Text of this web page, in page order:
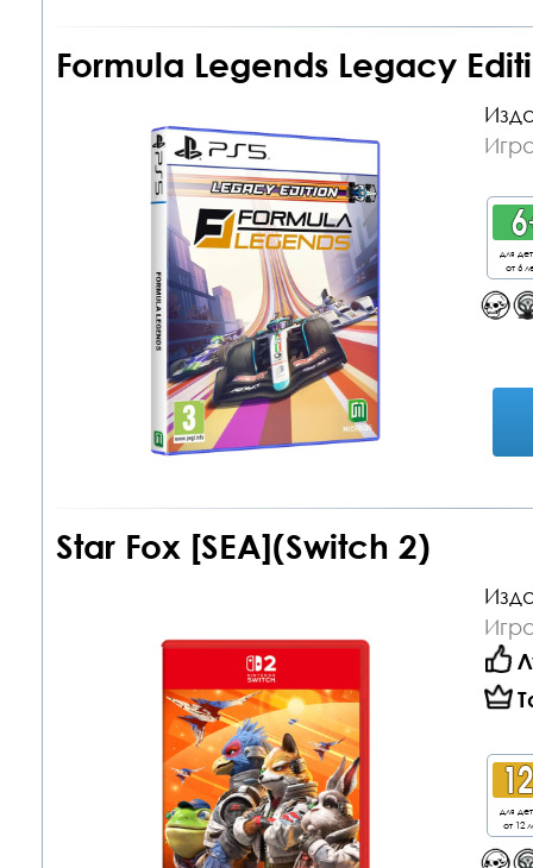
Formula Legends Legacy
для
от 6
Star Fox [SEA](Switch 2)
для
от 12